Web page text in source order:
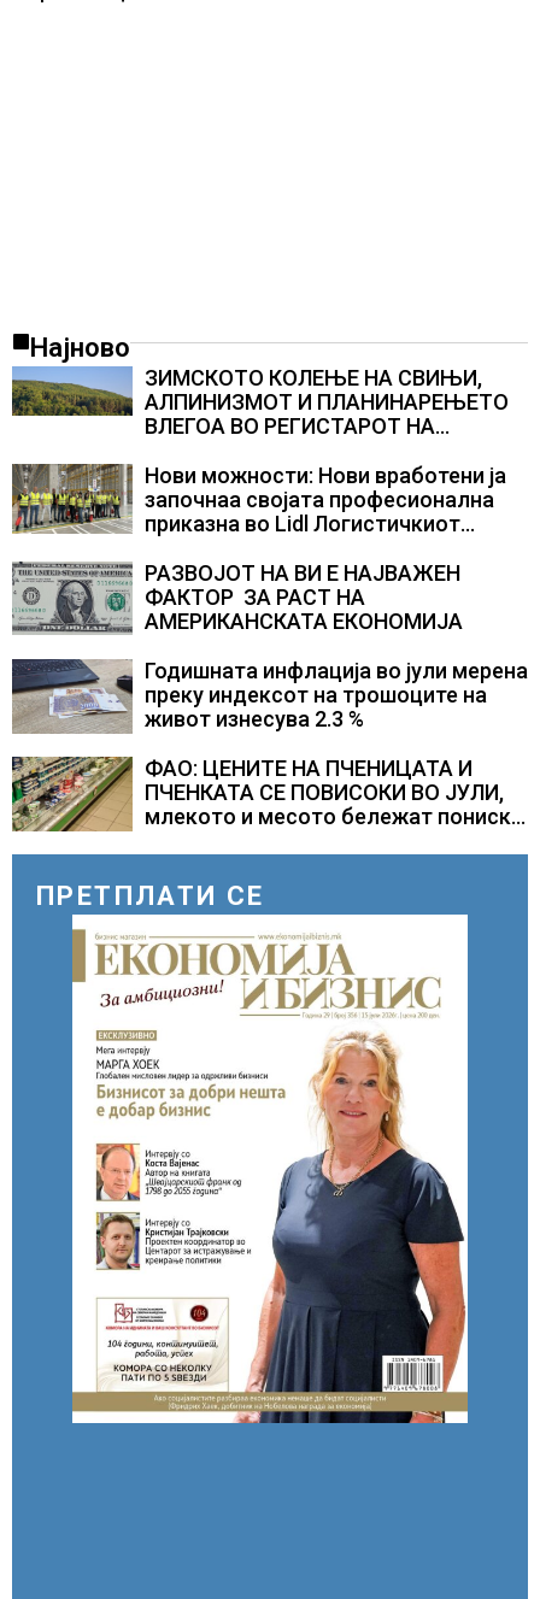
Најново
ЗИМСКОТО КОЛЕЊЕ НА СВИЊИ,
АЛПИНИЗМОТ И ПЛАНИНАРЕЊЕТО
ВЛЕГОА ВО РЕГИСТАРОТ НА
СЛОВЕНИЈА
Нови можности: Нови вработени ја
започнаа својата професионална
приказна во Lidl Логистичкиот
РАЗВОЈОТ НА ВИ Е НАЈВАЖЕН
ФАКТОР ЗА РАСТ НА
АМЕРИКАНСКАТА ЕКОНОМИЈА
Годишната инфлација во јули мерена
преку индексот на трошоците на
живот изнесува 2.3 %
ФАО: ЦЕНИТЕ НА ПЧЕНИЦАТА И
ПЧЕНКАТА СЕ ПОВИСОКИ ВО ЈУЛИ,
млекото и месото бележат пониски
ПРЕТПЛАТИ СЕ